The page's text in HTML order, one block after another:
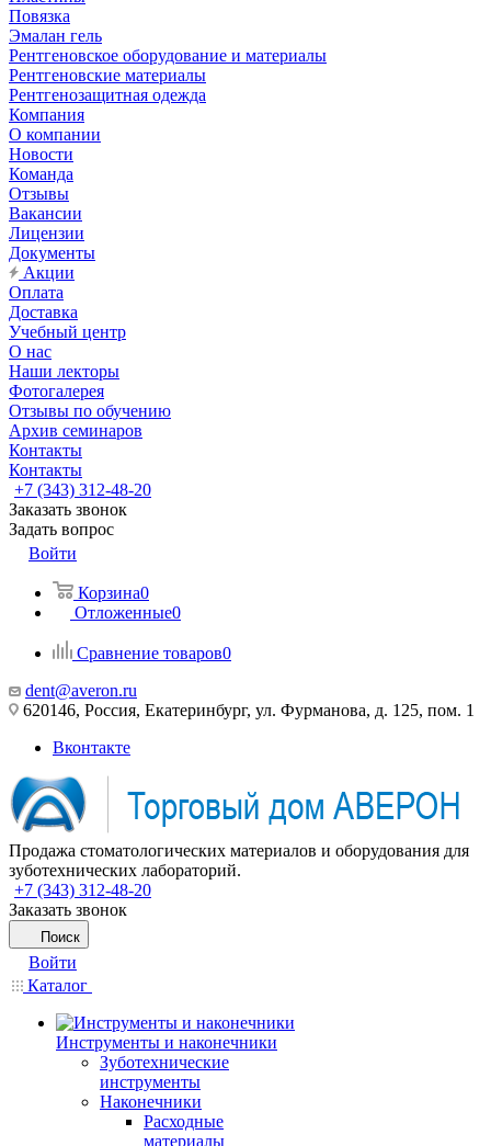
Повязка
Эмалан гель
Рентгеновское оборудование и материалы
Рентгеновские материалы
Рентгенозащитная одежда
Компания
О компании
Новости
Команда
Отзывы
Вакансии
Лицензии
Документы
Акции
Оплата
Доставка
Учебный центр
О нас
Наши лекторы
Фотогалерея
Отзывы по обучению
Архив семинаров
Контакты
Контакты
+7 (343) 312-48-20
Заказать звонок
Задать вопрос
Войти
Корзина0
Отложенные0
Сравнение товаров0
dent@averon.ru
620146, Россия, Екатеринбург, ул. Фурманова, д. 125, пом. 1
Вконтакте
Продажа стоматологических материалов и оборудования для
зуботехнических лабораторий.
+7 (343) 312-48-20
Заказать звонок
Поиск
Войти
Каталог
Инструменты и наконечники
Зуботехнические
инструменты
Наконечники
Расходные
материалы